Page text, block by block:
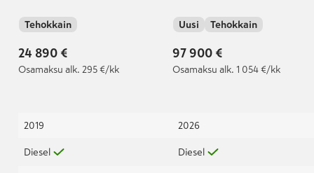
Tehokkain
24 890 €
Osamaksu alk. 295 €/kk
2019
Diesel
Uusi Tehokkain
97 900 €
Osamaksu alk. 1 054 €/kk
2026
Diesel